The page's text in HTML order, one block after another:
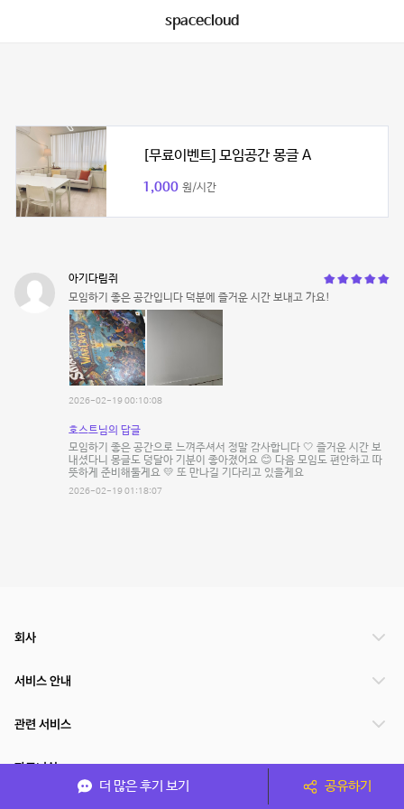
spacecloud
[무료이벤트] 모임공간 몽글 A
1,000 원/시간
아기다림쥐
모임하기 좋은 공간입니다 덕분에 즐거운 시간 보내고 가요!
2026-02-19 00:10:08
호스트님의 답글
모임하기 좋은 공간으로 느껴주셔서 정말 감사합니다 🤍 즐거운 시간 보
내셨다니 몽글도 덩달아 기분이 좋아졌어요 😊 다음 모임도 편안하고 따
뜻하게 준비해둘게요 💛 또 만나길 기다리고 있을게요
2026-02-19 01:18:07
더 많은 후기 보기 공유하기
회사
서비스 안내
관련 서비스
파트너쉽